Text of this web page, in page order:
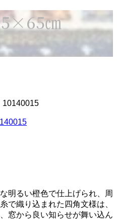
㎝
明るい橙色で仕上げられ、周
で織り込まれた四角文様は、
窓から良い知らせが舞い込ん